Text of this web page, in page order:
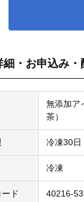
細・お申込み・
無添加ア
茶）
冷凍30日
冷凍
ド 40216-